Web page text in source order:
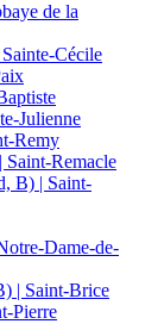
de la
Cécile
Julienne
Remy
Saint-Remacle
B) | Saint-
Dame-de-
| Saint-Brice
Pierre